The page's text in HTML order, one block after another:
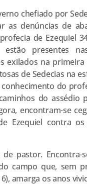
chefiado por
as denúncias de
de Ezequiel
estão presentes
exilados na
de Sedecias na
do
do assédio
encontram-se
Ezequiel contra
pastor. Encontra-
campo que, sem
amarga os anos